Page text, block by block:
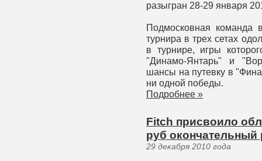
разыгран 28-29 января
Подмосковная команда
турнира в трех сетах
в турнире, игры
"Динамо-Янтарь" и
шансы на путевку в
ни одной победы.
Подробнее »
Fitch присвоило
руб окончательный
29 декабря 2010 года